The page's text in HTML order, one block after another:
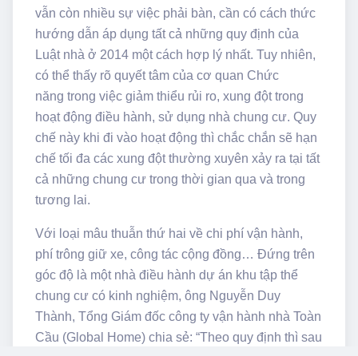
vẫn còn nhiều sự việc phải bàn, cần có cách thức
hướng dẫn áp dụng tất cả những quy định của
Luật nhà ở 2014 một cách hợp lý nhất. Tuy nhiên,
có thể thấy rõ quyết tâm của cơ quan Chức
năng trong việc giảm thiểu rủi ro, xung đột trong
hoạt động điều hành, sử dụng nhà chung cư. Quy
chế này khi đi vào hoạt động thì chắc chắn sẽ hạn
chế tối đa các xung đột thường xuyên xảy ra tại tất
cả những chung cư trong thời gian qua và trong
tương lai.
Với loại mâu thuẫn thứ hai về chi phí vận hành,
phí trông giữ xe, công tác cộng đồng… Đứng trên
góc độ là một nhà điều hành dự án khu tập thể
chung cư có kinh nghiệm, ông Nguyễn Duy
Thành, Tổng Giám đốc công ty vận hành nhà Toàn
Cầu (Global Home) chia sẻ: “Theo quy định thì sau